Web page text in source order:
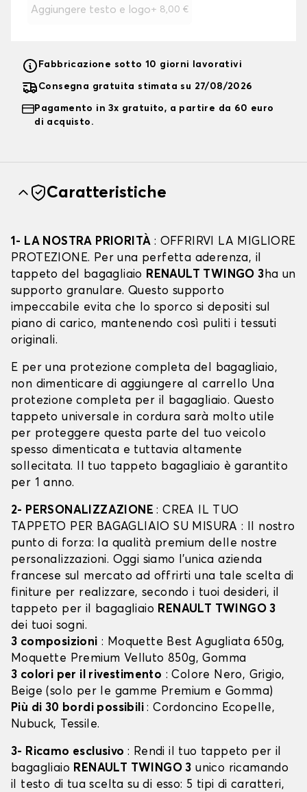
Aggiungere testo e logo+ 8,00 €
Fabbricazione sotto 10 giorni lavorativi
Consegna gratuita stimata su 27/08/2026
Pagamento in 3x gratuito, a partire da 60 euro
di acquisto.
Caratteristiche
1- LA NOSTRA PRIORITÀ : OFFRIRVI LA MIGLIORE
PROTEZIONE. Per una perfetta aderenza, il
tappeto del bagagliaio RENAULT TWINGO 3ha un
supporto granulare. Questo supporto
impeccabile evita che lo sporco si depositi sul
piano di carico, mantenendo così puliti i tessuti
originali.
E per una protezione completa del bagagliaio,
non dimenticare di aggiungere al carrello Una
protezione completa per il bagagliaio. Questo
tappeto universale in cordura sarà molto utile
per proteggere questa parte del tuo veicolo
spesso dimenticata e tuttavia altamente
sollecitata. Il tuo tappeto bagagliaio è garantito
per 1 anno.
2- PERSONALIZZAZIONE: CREA IL TUO
TAPPETO PER BAGAGLIAIO SU MISURA : Il nostro
punto di forza: la qualità premium delle nostre
personalizzazioni. Oggi siamo l’unica azienda
francese sul mercato ad offrirti una tale scelta di
finiture per realizzare, secondo i tuoi desideri, il
tappeto per il bagagliaio RENAULT TWINGO 3
dei tuoi sogni.
3 composizioni : Moquette Best Agugliata 650g,
Moquette Premium Velluto 850g, Gomma
3 colori per il rivestimento : Colore Nero, Grigio,
Beige (solo per le gamme Premium e Gomma)
Più di 30 bordi possibili: Cordoncino Ecopelle,
Nubuck, Tessile.
3- Ricamo esclusivo : Rendi il tuo tappeto per il
bagagliaio RENAULT TWINGO 3 unico ricamando
il testo di tua scelta su di esso: 5 tipi di caratteri,